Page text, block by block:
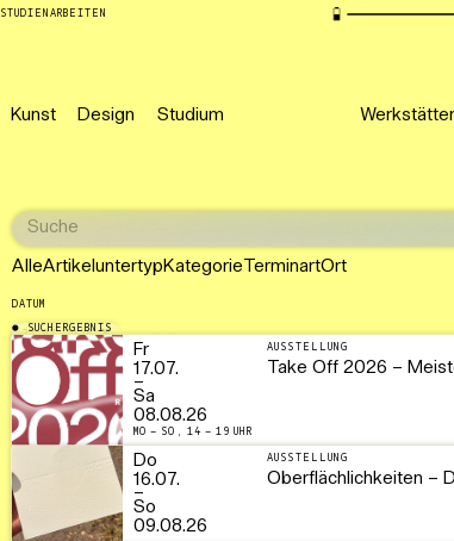
STUDIENARBEITEN
Kunst Design Studium
AlleArtikeluntertyp Kategorie TerminartOrt
DATUM
22.07.2026
SUCHERGEBNIS
Fr
17.07.
–
Sa
08.08.26
MO – SO, 14 – 19 UHR
AUSSTELLUNG
Take Off 2026 –
Do
16.07.
–
So
09.08.26
AUSSTELLUNG
Oberflächlichkeiten –